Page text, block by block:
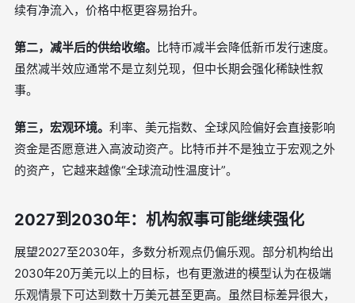
续有净流入，价格中枢更容易抬升。
第二，减半后的供给收缩。 比特币减半会降低新币发行速度。
虽然减半效应通常不是立刻兑现，但中长期会强化稀缺性叙
事。
第三，宏观环境。 利率、美元指数、全球风险偏好会直接影响
资金是否愿意进入高波动资产。比特币并不是独立于宏观之外
的资产，它越来越像“全球流动性温度计”。
2027到2030年：机构叙事可能继续强化
展望2027至2030年，多数分析观点仍偏乐观。部分机构给出
2030年20万美元以上的目标，也有更激进的模型认为在极端
乐观情景下可达到数十万美元甚至更高。虽然目标差异很大，